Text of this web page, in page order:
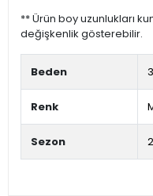
** Ürün boy uzunlukları
değişkenlik gösterebilir.
Beden
Renk
Sezon